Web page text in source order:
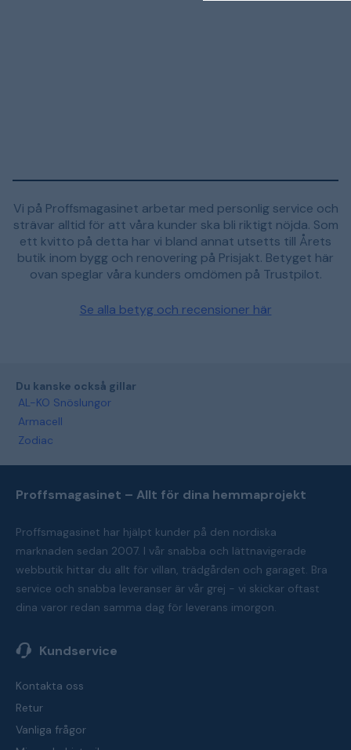
Vi på Proffsmagasinet arbetar med personlig service och
strävar alltid för att våra kunder ska bli riktigt nöjda. Som
ett kvitto på detta har vi bland annat utsetts till Årets
butik inom bygg och renovering på Prisjakt. Betyget här
ovan speglar våra kunders omdömen på Trustpilot.
Se alla betyg och recensioner här
Du kanske också gillar
AL-KO Snöslungor
Armacell
Zodiac
Proffsmagasinet – Allt för dina hemmaprojekt
Proffsmagasinet har hjälpt kunder på den nordiska
marknaden sedan 2007. I vår snabba och lättnavigerade
webbutik hittar du allt för villan, trädgården och garaget. Bra
service och snabba leveranser är vår grej - vi skickar oftast
dina varor redan samma dag för leverans imorgon.
Kundservice
Kontakta oss
Retur
Vanliga frågor